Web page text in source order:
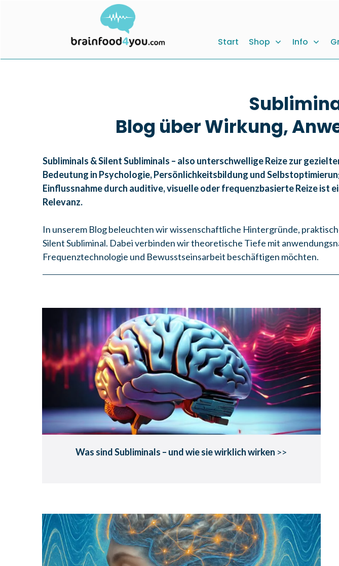
Start Shop Info
Blog über Wirkung,
Subliminals & Silent Subliminals – also unterschwellige Reize zur
Bedeutung in Psychologie, Persönlichkeitsbildung und
Einflussnahme durch auditive, visuelle oder frequenzbasierte Reize
Relevanz.
In unserem Blog beleuchten wir wissenschaftliche Hintergründe,
Silent Subliminal. Dabei verbinden wir theoretische Tiefe mit
Frequenztechnologie und Bewusstseinsarbeit beschäftigen möchten.
Was sind Subliminals
- und wie sie wirklich wirken.
Was dein Verstand ignoriert, kann dein Leben verändern.
Was sind Subliminals – und wie sie wirklich wirken >>
Unbewusste Reize, Priming &
Neuroplastizität – wie Silent Subliminals